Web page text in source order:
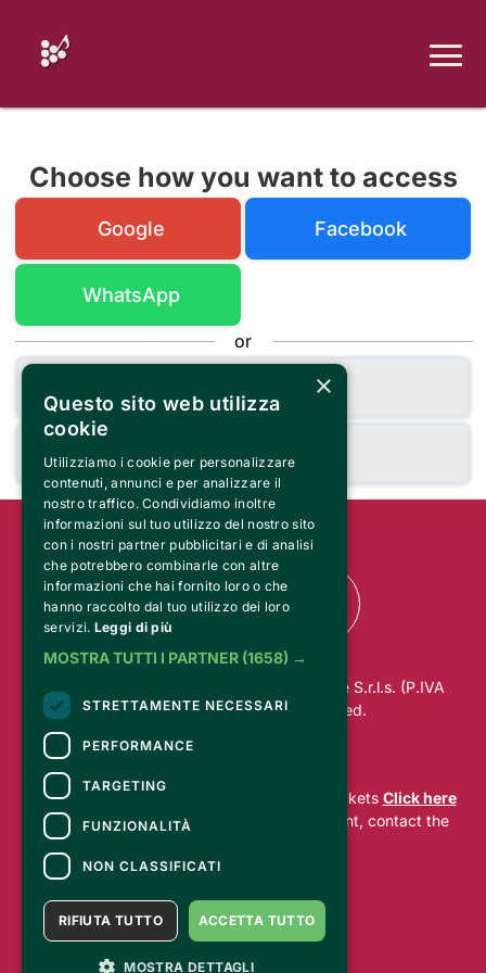
Choose how you want to access
Google Facebook
WhatsApp
or
Mobile
© 2025 RO.MA. UNION Marketing & Trade S.r.l.s. (P.IVA
01813970884). All rights reserved.
For information and support in purchasing tickets Click here
For information on the program and the event, contact the
Accessibility statement
×
Questo sito web utilizza
cookie
Utilizziamo i cookie per personalizzare
contenuti, annunci e per analizzare il
nostro traffico. Condividiamo inoltre
informazioni sul tuo utilizzo del nostro sito
con i nostri partner pubblicitari e di analisi
che potrebbero combinarle con altre
informazioni che hai fornito loro o che
hanno raccolto dal tuo utilizzo dei loro
servizi. Leggi di più
MOSTRA TUTTI I PARTNER (1658) →
STRETTAMENTE NECESSARI
PERFORMANCE
TARGETING
FUNZIONALITÀ
NON CLASSIFICATI
ACCETTA TUTTO
RIFIUTA TUTTO
MOSTRA DETTAGLI